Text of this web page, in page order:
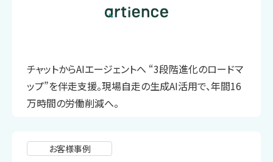
チャットからAIエージェントへ “3段階進化のロードマ
ップ”を伴走支援。現場自走の生成AI活用で、年間16
万時間の労働削減へ。
お客様事例